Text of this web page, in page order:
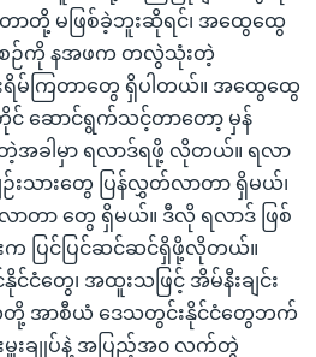
တို့ မဖြစ်ခဲ့ဘူးဆိုရင်၊ အထွေထွေ
းစဉ်ကို နအဖက တလွဲသုံးတဲ့
ရိမ်ကြတာတွေ ရှိပါတယ်။ အထွေထွေ
င် ဆောင်ရွက်သင့်တာတော့ မှန်
ခါမှာ ရလာဒ်ရဖို့ လိုတယ်။ ရလာ
းသားတွေ ပြန်လွှတ်လာတာ ရှိမယ်၊
လာတာ တွေ ရှိမယ်။ ဒီလို ရလာဒ် ဖြစ်
ပြင်ပြင်ဆင်ဆင်ရှိဖို့လိုတယ်။
င်ငံတွေ၊ အထူးသဖြင့် အိမ်နီးချင်း
အာစီယံ ဒေသတွင်းနိုင်ငံတွေဘက်
းချုပ်နဲ့ အပြည့်အ၀ လက်တွဲ